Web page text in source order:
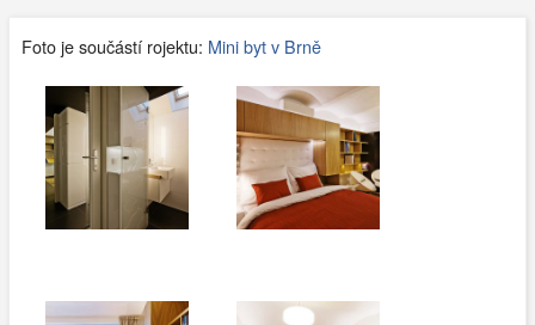
Foto je součástí rojektu: Mini byt v Brně